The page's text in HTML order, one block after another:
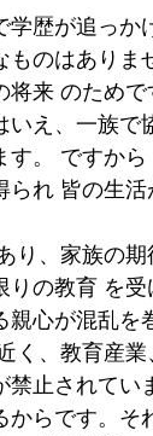
学歴が追っか
ものはありま
将来 のため
いえ、一族で
す。 ですか
られ 皆の生
、家族の期
りの教育 を
親心が混乱を
く、教育産
禁止されてい
からです。そ